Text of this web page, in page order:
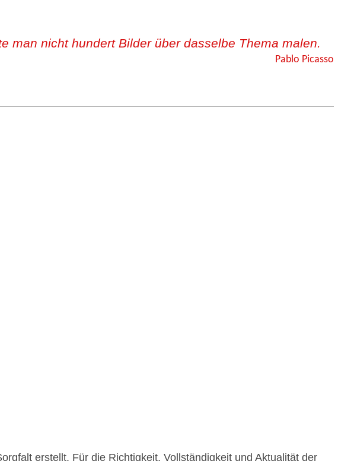
man nicht hundert Bilder über dasselbe Thema malen.
Pablo Picasso
erstellt. Für die Richtigkeit, Vollständigkeit und Aktualität der